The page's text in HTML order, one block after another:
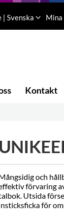
| Svenska Mina
Kontakt
och
förvaring
Utsida
för